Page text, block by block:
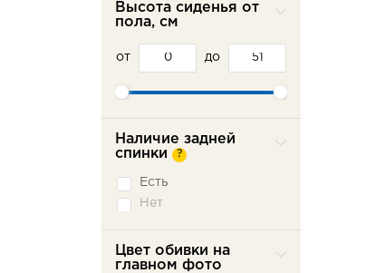
Высота сиденья от
пола, см
от до
Наличие задней
спинки
?
Есть
Нет
Цвет обивки на
главном фото